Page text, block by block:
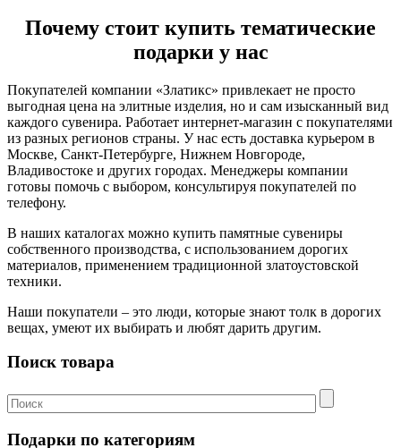
Почему стоит купить тематические
подарки у нас
Покупателей компании «Златикс» привлекает не просто
выгодная цена на элитные изделия, но и сам изысканный вид
каждого сувенира. Работает интернет-магазин с покупателями
из разных регионов страны. У нас есть доставка курьером в
Москве, Санкт-Петербурге, Нижнем Новгороде,
Владивостоке и других городах. Менеджеры компании
готовы помочь с выбором, консультируя покупателей по
телефону.
В наших каталогах можно купить памятные сувениры
собственного производства, с использованием дорогих
материалов, применением традиционной златоустовской
техники.
Наши покупатели – это люди, которые знают толк в дорогих
вещах, умеют их выбирать и любят дарить другим.
Поиск товара
Подарки по категориям